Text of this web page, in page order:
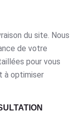
du site. Nous
de votre
pour vous
à optimiser